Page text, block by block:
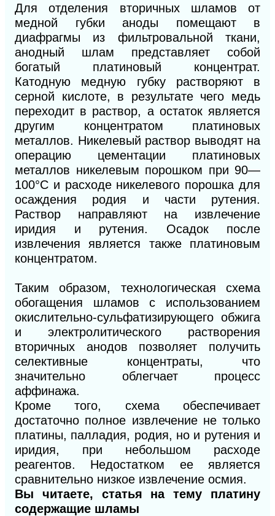
Для отделения вторичных шламов от
медной губки аноды помещают в
диафрагмы из фильтровальной ткани,
анодный шлам представляет собой
богатый платиновый концентрат.
Катодную медную губку растворяют в
серной кислоте, в результате чего медь
переходит в раствор, а остаток является
другим концентратом платиновых
металлов. Никелевый раствор выводят на
операцию цементации платиновых
металлов никелевым порошком при 90—
100°С и расходе никелевого порошка для
осаждения родия и части рутения.
Раствор направляют на извлечение
иридия и рутения. Осадок после
извлечения является также платиновым
концентратом.
Таким образом, технологическая схема
обогащения шламов с использованием
окислительно-сульфатизирующего обжига
и электролитического растворения
вторичных анодов позволяет получить
селективные концентраты, что
значительно облегчает процесс
аффинажа.
Кроме того, схема обеспечивает
достаточно полное извлечение не только
платины, палладия, родия, но и рутения и
иридия, при небольшом расходе
реагентов. Недостатком ее является
сравнительно низкое извлечение осмия.
Вы читаете, статья на тему платину
содержащие шламы